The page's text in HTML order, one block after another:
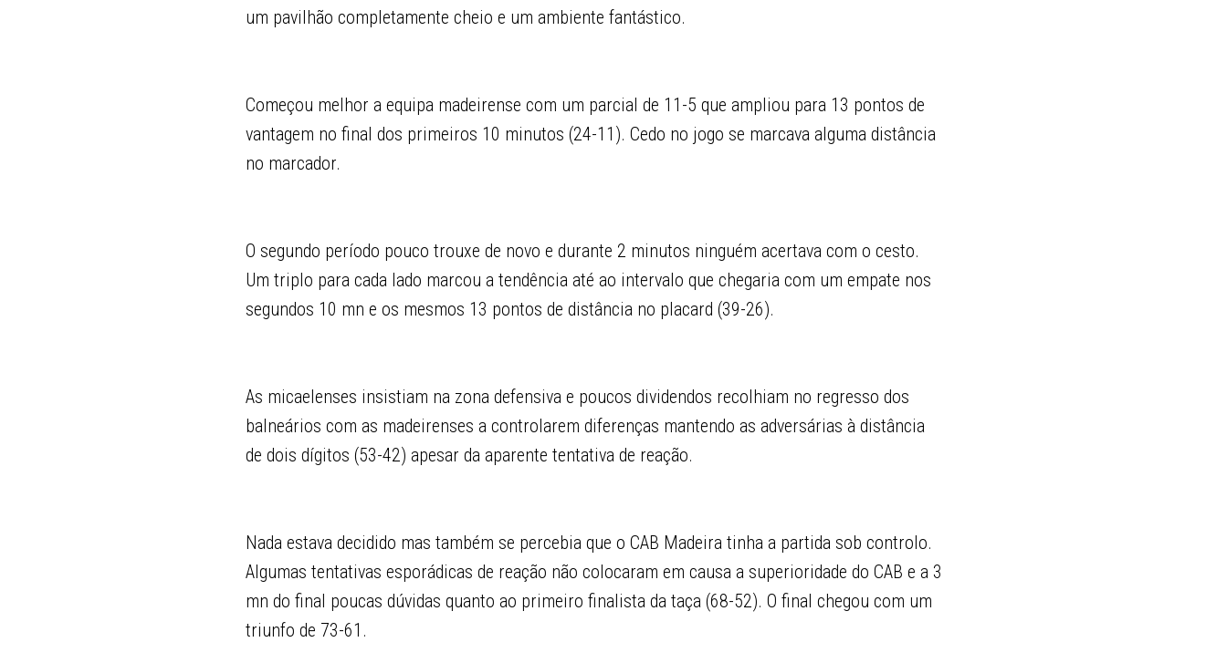
um pavilhão completamente cheio e um ambiente fantástico.
Começou melhor a equipa madeirense com um parcial de 11-5 que ampliou para 13 pontos de
vantagem no final dos primeiros 10 minutos (24-11). Cedo no jogo se marcava alguma distância
no marcador.
O segundo período pouco trouxe de novo e durante 2 minutos ninguém acertava com o cesto.
Um triplo para cada lado marcou a tendência até ao intervalo que chegaria com um empate nos
segundos 10 mn e os mesmos 13 pontos de distância no placard (39-26).
As micaelenses insistiam na zona defensiva e poucos dividendos recolhiam no regresso dos
balneários com as madeirenses a controlarem diferenças mantendo as adversárias à distância
de dois dígitos (53-42) apesar da aparente tentativa de reação.
Nada estava decidido mas também se percebia que o CAB Madeira tinha a partida sob controlo.
Algumas tentativas esporádicas de reação não colocaram em causa a superioridade do CAB e a 3
mn do final poucas dúvidas quanto ao primeiro finalista da taça (68-52). O final chegou com um
triunfo de 73-61.